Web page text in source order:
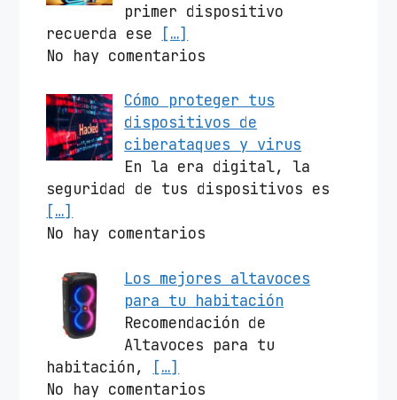
primer dispositivo
recuerda ese
[…]
No hay comentarios
Cómo proteger tus
dispositivos de
ciberataques y virus
En la era digital, la
seguridad de tus dispositivos es
[…]
No hay comentarios
Los mejores altavoces
para tu habitación
Recomendación de
Altavoces para tu
habitación,
[…]
No hay comentarios